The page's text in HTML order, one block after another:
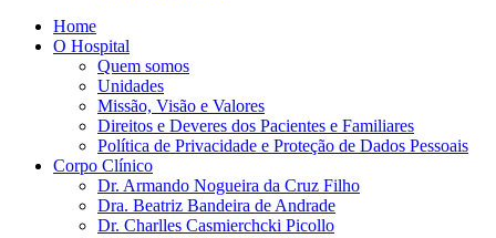
Home
O Hospital
Quem somos
Unidades
Missão, Visão e Valores
Direitos e Deveres dos Pacientes e Familiares
Política de Privacidade e Proteção de Dados Pessoais
Corpo Clínico
Dr. Armando Nogueira da Cruz Filho
Dra. Beatriz Bandeira de Andrade
Dr. Charlles Casmierchcki Picollo